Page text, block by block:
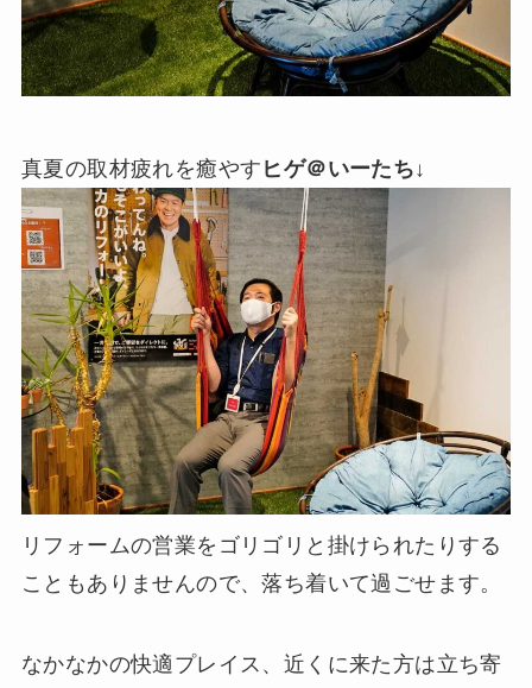
真夏の取材疲れを癒やす ヒゲ＠いーたち↓
リフォームの営業をゴリゴリと掛けられたりする
こともありませんので、落ち着いて過ごせます。
なかなかの快適プレイス、近くに来た方は立ち寄